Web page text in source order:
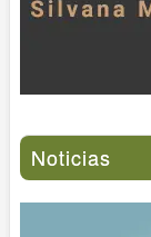
Noticias